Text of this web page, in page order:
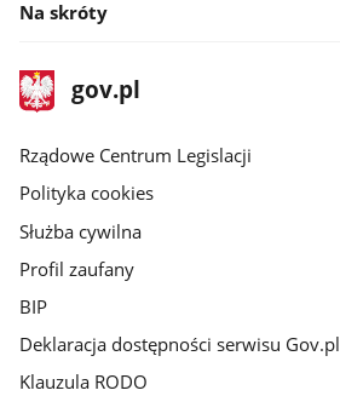
Na skróty
stopka
gov.plStrona
gov.pl
Rządowe Centrum Legislacji
Polityka cookies
Służba cywilna
Profil zaufany
BIP
Deklaracja dostępności serwisu Gov.pl
Klauzula RODO